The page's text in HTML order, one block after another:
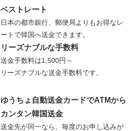
ベストレート
日本の都市銀行、郵便局よりもお得なレ
ートで韓国へ送金できます。
リーズナブルな手数料
送金手数料は1,500円～
リーズナブルな送金手数料です。
ゆうちょ自動送金カードでATMから
カンタン韓国送金
送金先が同一なら、毎度のお申し込みが